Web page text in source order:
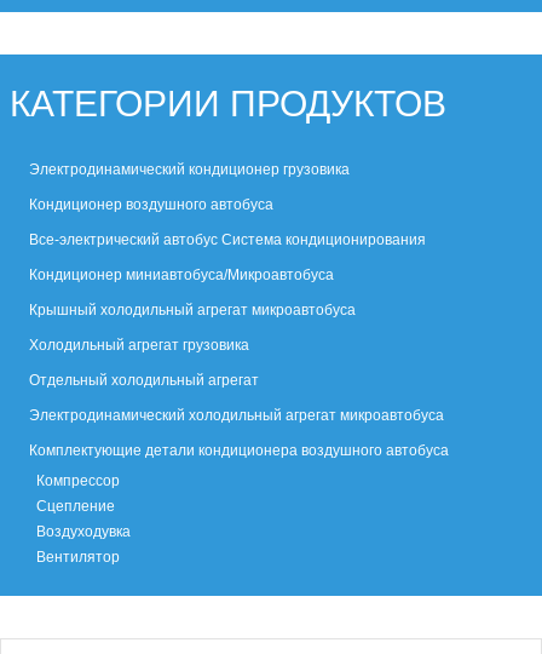
КАТЕГОРИИ ПРОДУКТОВ
Электродинамический кондиционер грузовика
Кондиционер воздушного автобуса
Все-электрический автобус Система кондиционирования
Кондиционер миниавтобуса/Микроавтобуса
Крышный холодильный агрегат микроавтобуса
Холодильный агрегат грузовика
Отдельный холодильный агрегат
Электродинамический холодильный агрегат микроавтобуса
Комплектующие детали кондиционера воздушного автобуса
Компрессор
Сцепление
Воздуходувка
Вентилятор